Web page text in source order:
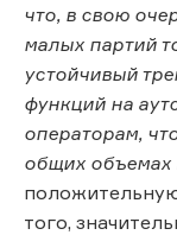
что, в свою
малых партий
устойчивый
функций на
операторам,
общих объемах
того,